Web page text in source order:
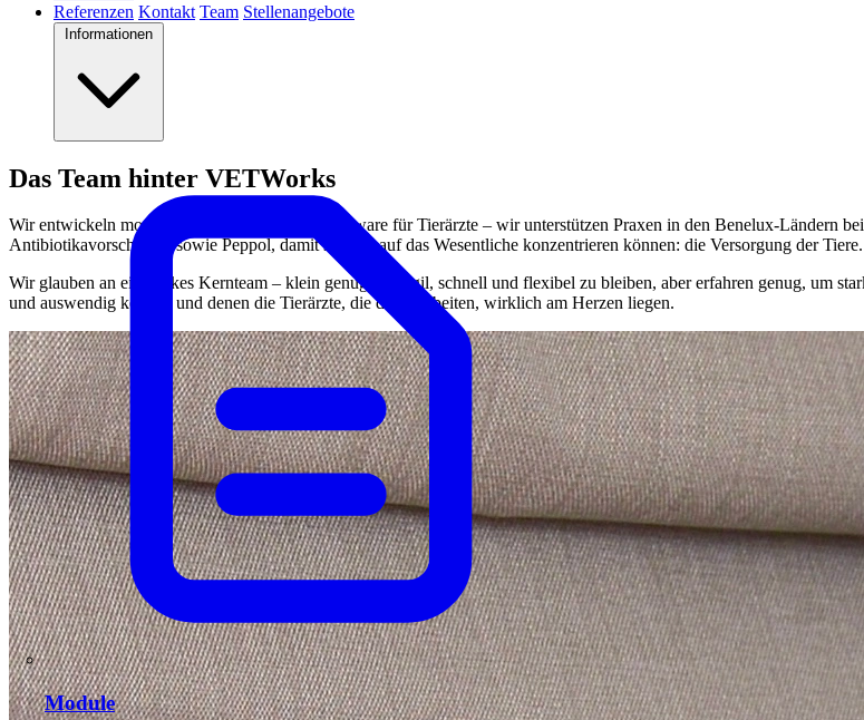
Referenzen Kontakt Team Stellenangebote
Informationen
Module
Das Team hinter VETWorks
Wir entwickeln moderne Praxismanagement-Software für Tierärzte – wir unterstützen Praxen in den Benelux-Ländern
Antibiotikavorschriften sowie Peppol, damit sie sich auf das Wesentliche konzentrieren können: die Versorgung der Tiere.
Wir glauben an ein starkes Kernteam – klein genug, um agil, schnell und flexibel zu bleiben, aber erfahren genug, um
und auswendig kennen und denen die Tierärzte, die damit arbeiten, wirklich am Herzen liegen.